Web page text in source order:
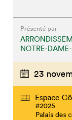
Présenté par
NOTRE-
23
Espace
#2025
Palais des